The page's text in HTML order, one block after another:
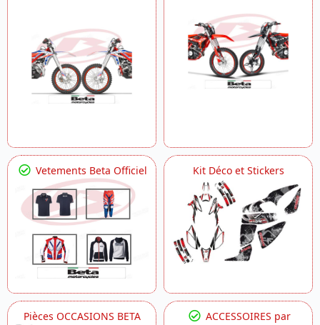
Vetements Beta Officiel Kit Déco et Stickers
Pièces OCCASIONS BETA
ACCESSOIRES par